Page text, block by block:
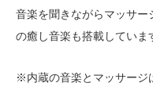
音楽を聞きながらマッサ
の癒し音楽も搭載していま
※内蔵の音楽とマッサージ